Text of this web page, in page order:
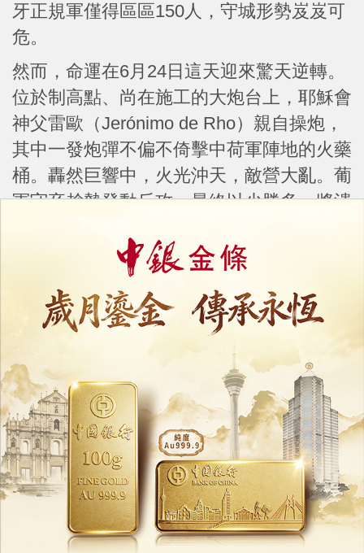
牙正規軍僅得區區150人，守城形勢岌岌可
危。
然而，命運在6月24日這天迎來驚天逆轉。
位於制高點、尚在施工的大炮台上，耶穌會
神父雷歐（Jerónimo de Rho）親自操炮，
其中一發炮彈不偏不倚擊中荷軍陣地的火藥
桶。轟然巨響中，火光沖天，敵營大亂。葡
軍守卒趁勢發動反攻，最終以少勝多，將潰
屍百餘具，足以見證此役之慘烈。